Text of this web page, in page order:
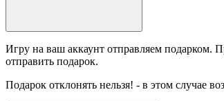
Игру на ваш аккаунт отправляем подарком.
отправить подарок.
Подарок отклонять нельзя! - в этом случае